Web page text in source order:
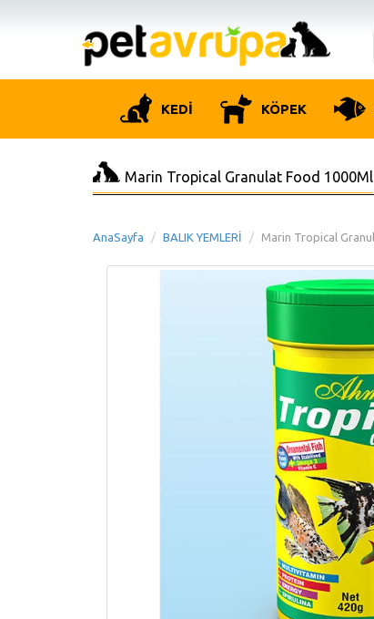
KEDİ KÖPEK
Marin Tropical Granulat Food 1000Ml
AnaSayfa BALIK YEMLERİ Marin Tropical